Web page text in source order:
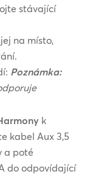
stávající
na místo,
Poznámka:
k
kabel Aux 3,5
a poté
do odpovídající